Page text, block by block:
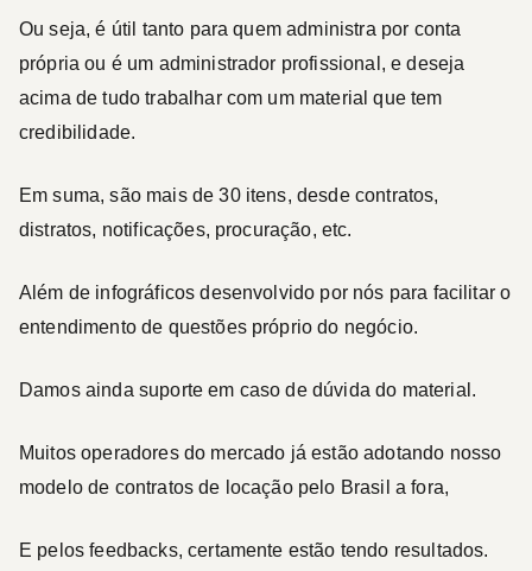
Ou seja, é útil tanto para quem administra por conta
própria ou é um administrador profissional, e deseja
acima de tudo trabalhar com um material que tem
credibilidade.
Em suma, são mais de 30 itens, desde contratos,
distratos, notificações, procuração, etc.
Além de infográficos desenvolvido por nós para facilitar o
entendimento de questões próprio do negócio.
Damos ainda suporte em caso de dúvida do material.
Muitos operadores do mercado já estão adotando nosso
modelo de contratos de locação pelo Brasil a fora,
E pelos feedbacks, certamente estão tendo resultados.